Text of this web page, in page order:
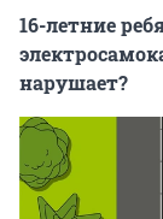
16-летние
нарушает?